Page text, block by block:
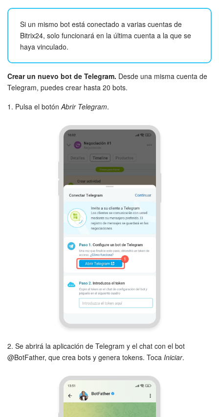
CoPilot - IA en Bitrix24
CRM
Reserva
Sales center
CRM Analytics
BI Builder
Bitrix24 Market
Tienda Online
CRM + Online store
Empleados
Base de conocimientos
Firma electrónica
Firma electrónica para RR. HH.
Si un mismo bot está conectado a varias cuentas de
Bitrix24, solo funcionará en la última cuenta a la que se
haya vinculado.
Crear un nuevo bot de Telegram. Desde una misma cuenta de
Telegram, puedes crear hasta 20 bots.
1. Pulsa el botónAbrir Telegram.
2. Se abrirá la aplicación de Telegram y el chat con el bot
@BotFather, que crea bots y genera tokens. Toca Iniciar.